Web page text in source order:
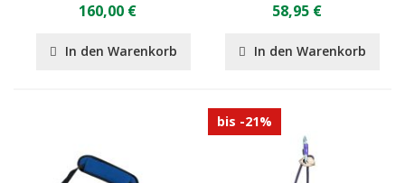
160,00 €
In den Warenkorb
58,95 €
In den Warenkorb
bis -21%